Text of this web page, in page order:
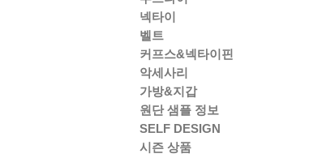
넥타이
벨트
커프스&넥타이핀
악세사리
가방&지갑
원단 샘플 정보
SELF DESIGN
시즌 상품